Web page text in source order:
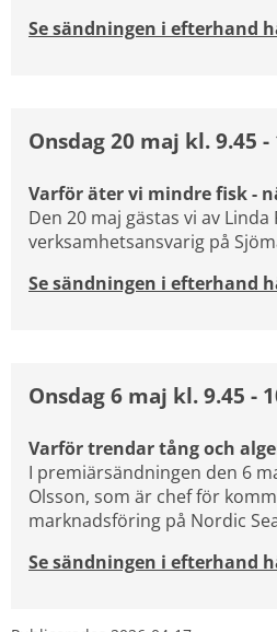
Se sändningen i efterhand
Onsdag 20 maj kl. 9.45 -
Varför äter vi mindre fisk -
Den 20 maj gästas vi av
verksamhetsansvarig på
Se sändningen i efterhand
Onsdag 6 maj kl. 9.45 -
Varför trendar tång och
I premiärsändningen den 6
Olsson, som är chef för
marknadsföring på Nordic
Se sändningen i efterhand